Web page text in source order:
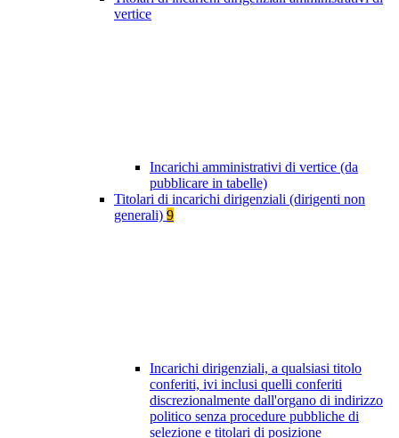
vertice
Incarichi amministrativi di vertice (da
pubblicare in tabelle)
Titolari di incarichi dirigenziali (dirigenti non
generali) 9
Incarichi dirigenziali, a qualsiasi titolo
conferiti, ivi inclusi quelli conferiti
discrezionalmente dall'organo di indirizzo
politico senza procedure pubbliche di
selezione e titolari di posizione